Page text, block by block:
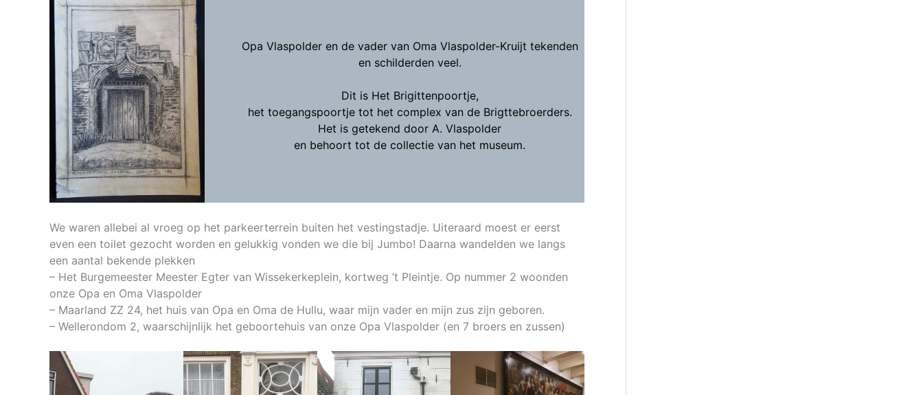
Opa Vlaspolder en de vader van Oma Vlaspolder-Kruijt tekenden
en schilderden veel.
Dit is Het Brigittenpoortje,
het toegangspoortje tot het complex van de Brigttebroerders.
Het is getekend door A. Vlaspolder
en behoort tot de collectie van het museum.
We waren allebei al vroeg op het parkeerterrein buiten het vestingstadje. Uiteraard moest er eerst
even een toilet gezocht worden en gelukkig vonden we die bij Jumbo! Daarna wandelden we langs
een aantal bekende plekken
– Het Burgemeester Meester Egter van Wissekerkeplein, kortweg ’t Pleintje. Op nummer 2 woonden
onze Opa en Oma Vlaspolder
– Maarland ZZ 24, het huis van Opa en Oma de Hullu, waar mijn vader en mijn zus zijn geboren.
– Wellerondom 2, waarschijnlijk het geboortehuis van onze Opa Vlaspolder (en 7 broers en zussen)